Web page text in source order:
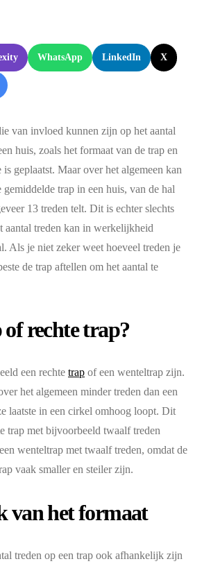
WhatsApp LinkedIn X
van invloed kunnen zijn op het aantal
huis, zoals het formaat van de trap en
geplaatst. Maar over het algemeen kan
trap in een huis, van de hal
13 treden telt. Dit is echter slechts
aantal treden kan in werkelijkheid
Als je niet zeker weet hoeveel treden je
de trap aftellen om het aantal te
rechte trap?
een rechte trap of een wenteltrap zijn.
het algemeen minder treden dan een
laatste in een cirkel omhoog loopt. Dit
trap met bijvoorbeeld twaalf treden
wenteltrap met twaalf treden, omdat de
vaak smaller en steiler zijn.
van het formaat
treden op een trap ook afhankelijk zijn